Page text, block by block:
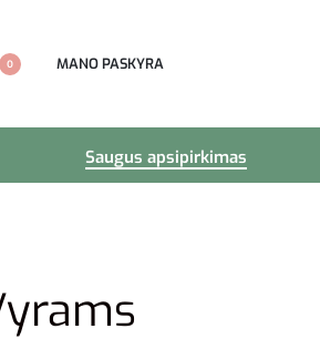
0 MANO PASKYRA
Saugus apsipirkimas